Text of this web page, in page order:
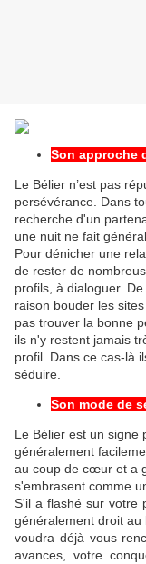
Son approche
Le Bélier n’est pas
persévérance. Dans
recherche d'un
une nuit ne fait
Pour dénicher une
de rester de
profils, à dialoguer.
raison bouder les
pas trouver la bonne
ils n'y restent jamais
profil. Dans ce cas-là
séduire.
Son mode de
Le Bélier est un signe
généralement
au coup de cœur et a
s'embrasent comme
S'il a flashé sur votre
généralement droit au
voudra déjà vous
avances, votre